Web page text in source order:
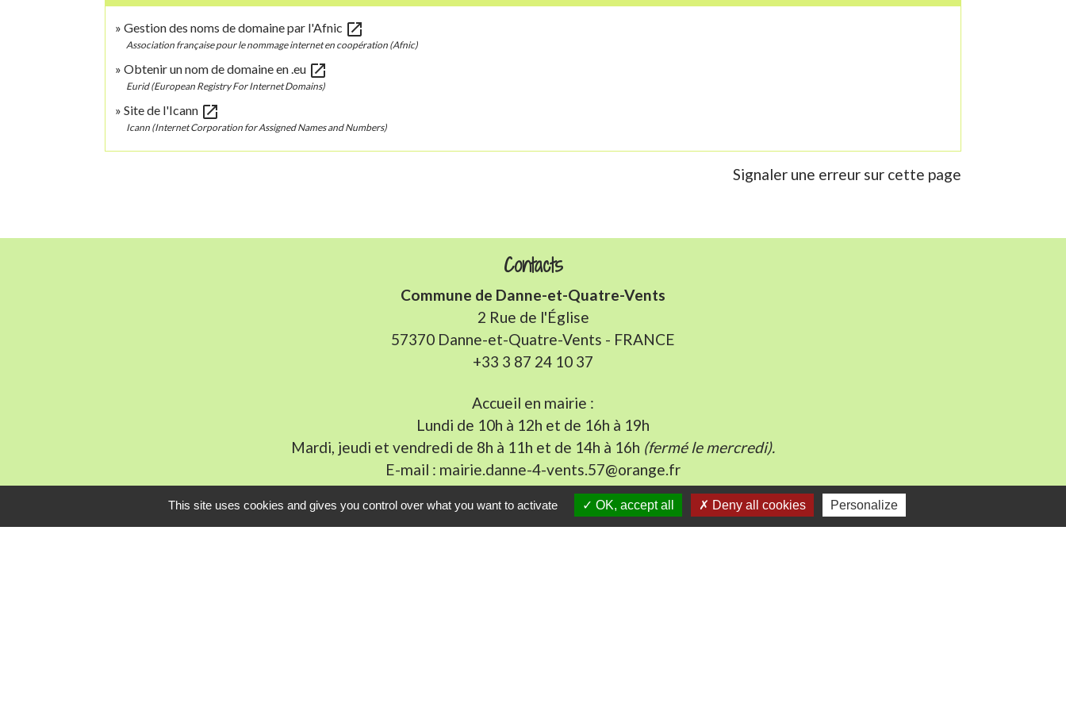
Gestion des noms de domaine par l'Afnic open_in_new
Association française pour le nommage internet en coopération (Afnic)
Obtenir un nom de domaine en .eu open_in_new
Eurid (European Registry For Internet Domains)
Site de l'Icann open_in_new
Icann (Internet Corporation for Assigned Names and Numbers)
Signaler une erreur sur cette page
Contacts
Commune de Danne-et-Quatre-Vents
2 Rue de l'Église
57370 Danne-et-Quatre-Vents - FRANCE
+33 3 87 24 10 37
Accueil en mairie :
Lundi de 10h à 12h et de 16h à 19h
Mardi, jeudi et vendredi de 8h à 11h et de 14h à 16h (fermé le mercredi).
E-mail : mairie.danne-4-vents.57@orange.fr
This site uses cookies and gives you control over what you want to activate OK, accept all Deny all cookies Personalize